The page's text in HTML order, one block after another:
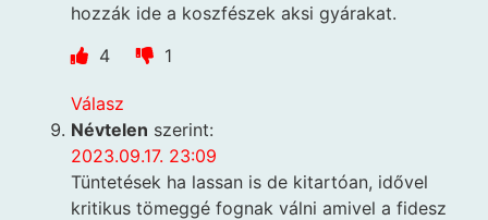
hozzák ide a koszfészek aksi gyárakat.
4
1
Válasz
Névtelen szerint:
2023.09.17. 23:09
Tüntetések ha lassan is de kitartóan, idővel
kritikus tömeggé fognak válni amivel a fidesz